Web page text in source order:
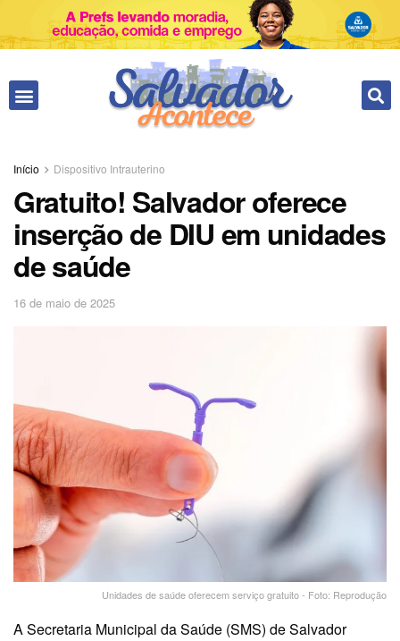
Início Dispositivo Intrauterino
Gratuito! Salvador oferece
inserção de DIU em unidades
de saúde
16 de maio de 2025
Unidades de saúde oferecem serviço gratuito - Foto: Reprodução
A Secretaria Municipal da Saúde (SMS) de Salvador